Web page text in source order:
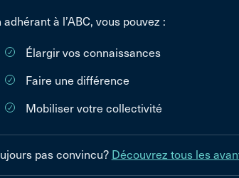
adhérant à l’ABC, vous pouvez :
Élargir vos connaissances
Faire une différence
Mobiliser votre collectivité
pas convincu? Découvrez tous les